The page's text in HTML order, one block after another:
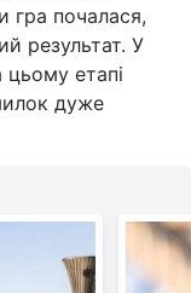
гра почалася,
результат. У
етапі
дуже